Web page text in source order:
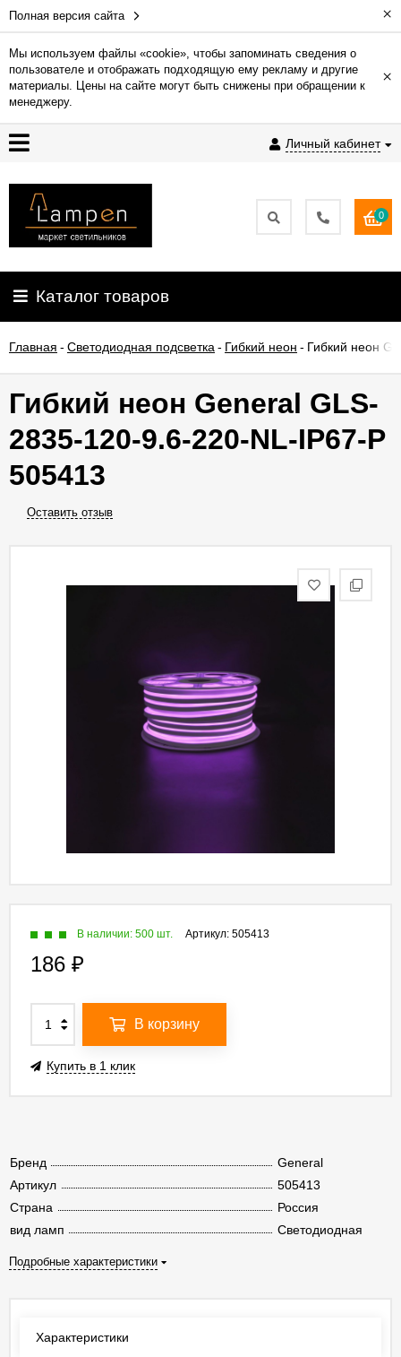
Полная версия сайта ×
Мы используем файлы «cookie», чтобы запоминать сведения о
пользователе и отображать подходящую ему рекламу и другие
материалы. Цены на сайте могут быть снижены при обращении к
менеджеру.
×
Личный кабинет
Гарантия
Доставка
и
Контакты
освещения
О
0
Каталог товаров
Главная - Светодиодная подсветка - Гибкий неон - Гибкий неон
Гибкий неон General GLS-
2835-120-9.6-220-NL-IP67-P
505413
Оставить отзыв
Бренд
General
Артикул
505413
Страна
Россия
вид ламп
Светодиодная
Подробные характеристики
Артикул: 505413
В наличии: 500 шт.
186 ₽
В корзину
Купить в 1 клик
Характеристики